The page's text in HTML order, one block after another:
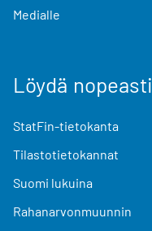
Medialle
Löydä nopeasti
StatFin-tietokanta
Tilastotietokannat
Suomi lukuina
Rahanarvonmuunnin